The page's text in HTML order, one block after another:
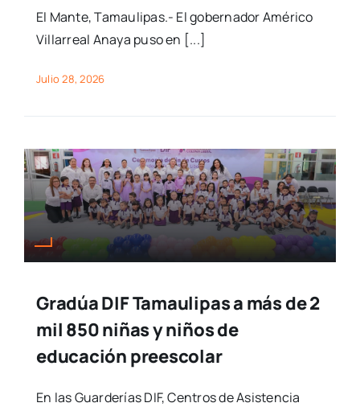
El Mante, Tamaulipas.- El gobernador Américo
Villarreal Anaya puso en [...]
Julio 28, 2026
Gradúa DIF Tamaulipas a más de 2
mil 850 niñas y niños de
educación preescolar
En las Guarderías DIF, Centros de Asistencia